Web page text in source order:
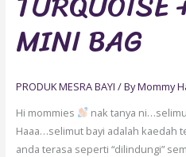
MINI BAG
PRODUK MESRA BAYI / ByMommy
Hi mommies
nak tanya
Haaa…selimut bayi adalah kaedah
anda terasa seperti “dilindungi”